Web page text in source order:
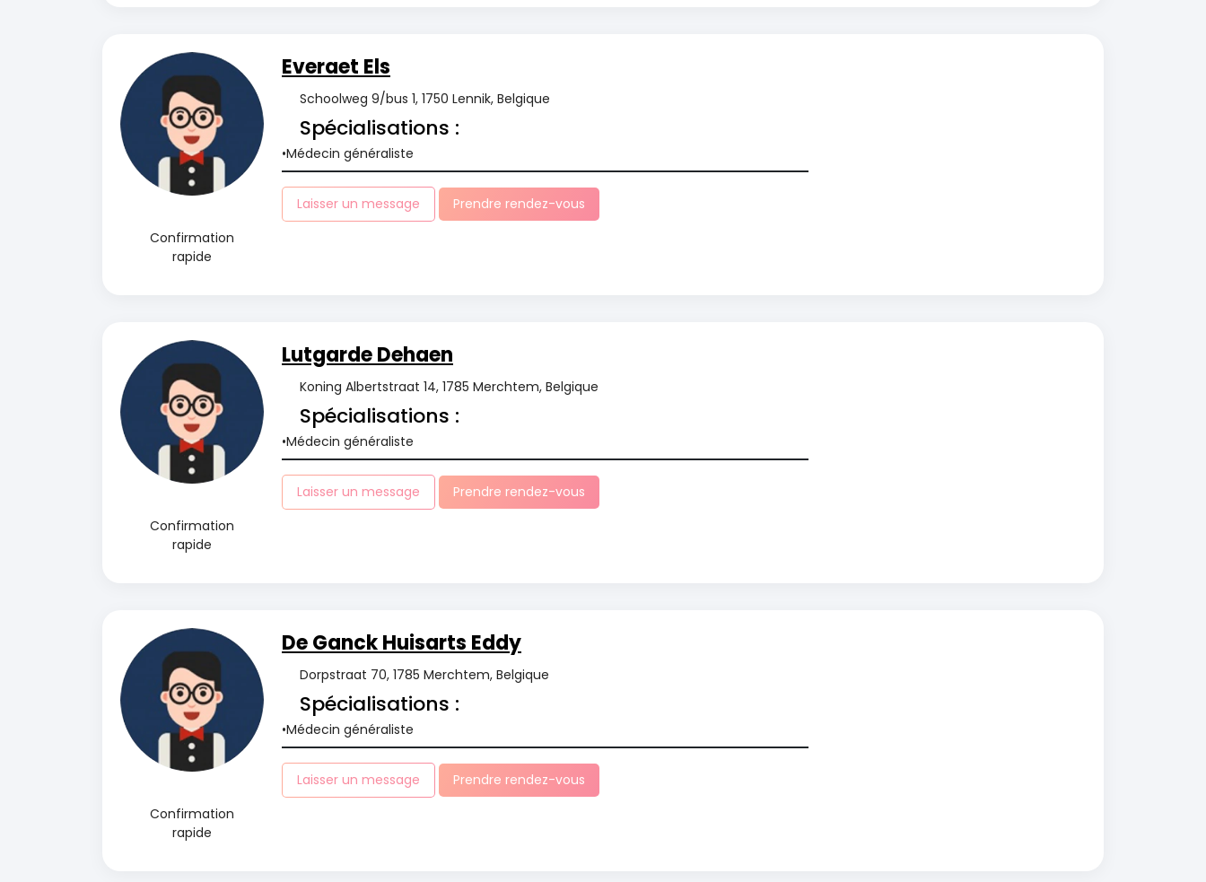
Confirmation
rapide
Everaet Els
Schoolweg 9/bus 1, 1750 Lennik, Belgique
Spécialisations :
Médecin généraliste
Laisser un message Prendre rendez-vous
Confirmation
rapide
Lutgarde Dehaen
Koning Albertstraat 14, 1785 Merchtem, Belgique
Spécialisations :
Médecin généraliste
Laisser un message Prendre rendez-vous
Confirmation
rapide
De Ganck Huisarts Eddy
Dorpstraat 70, 1785 Merchtem, Belgique
Spécialisations :
Médecin généraliste
Laisser un message Prendre rendez-vous